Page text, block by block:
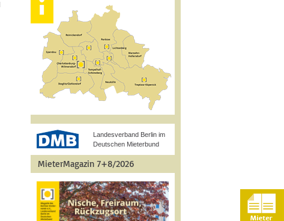
Landesverband Berlin im
Deutschen Mieterbund
MieterMagazin 7+8/2026